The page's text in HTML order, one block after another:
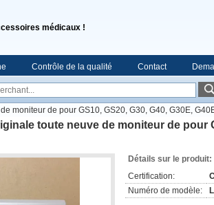
médicaux !
Contrôle de la qualité Contact
moniteur de pour GS10, GS20, G30, G40, G30E,
toute neuve de moniteur de pour
Détails sur le produit:
Certification:
Numéro de modèle: